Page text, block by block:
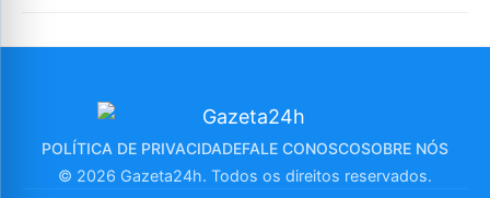
POLÍTICA DE PRIVACIDADEFALE CONOSCOSOBRE NÓS
© 2026 Gazeta24h. Todos os direitos reservados.